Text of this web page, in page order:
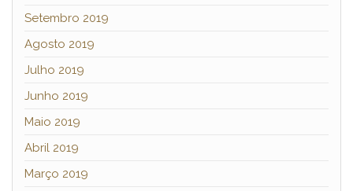
Setembro 2019
Agosto 2019
Julho 2019
Junho 2019
Maio 2019
Abril 2019
Março 2019